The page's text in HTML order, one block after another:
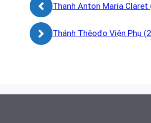
Thanh Anton Maria
Thánh Thêođo Viện Phụ